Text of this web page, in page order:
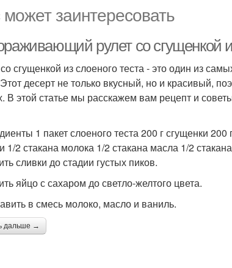
заинтересовать
рулет со сгущенкой
сгущенкой из слоеного теста - это один из
десерт не только вкусный, но и красивый,
В этой статье мы расскажем вам рецепт и
1 пакет слоеного теста 200 г сгущенки
1/2 стакана молока 1/2 стакана масла 1/2
сливки до стадии густых пиков.
яйцо с сахаром до светло-желтого цвета.
в смесь молоко, масло и ваниль.
дальше →